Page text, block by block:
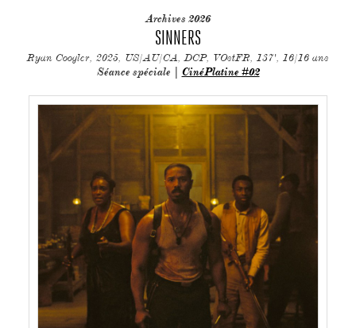
Archives 2026
SINNERS
Ryan Coogler, 2025, US/AU/CA, DCP, VOstFR, 137', 16/16 ans
Séance spéciale | CinéPlatine #02